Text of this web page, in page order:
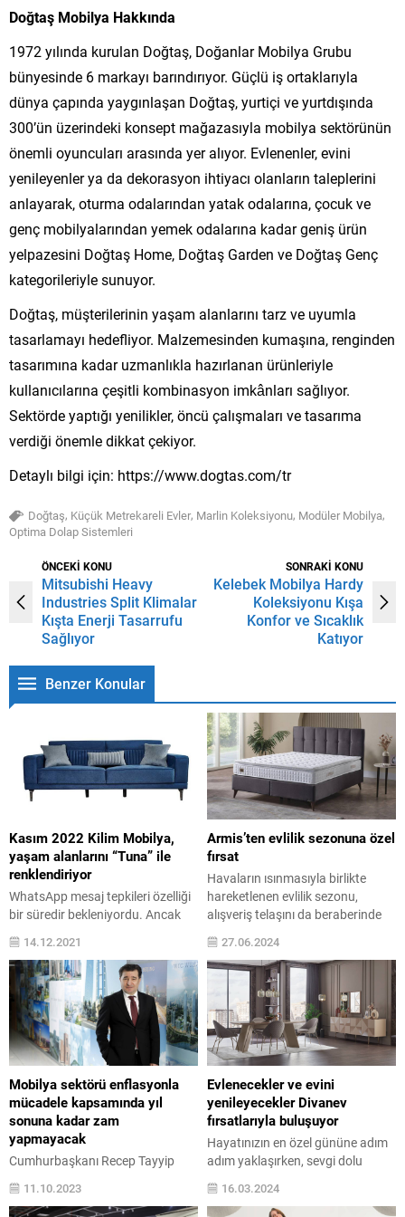
Doğtaş Mobilya Hakkında
1972 yılında kurulan Doğtaş, Doğanlar Mobilya Grubu
bünyesinde 6 markayı barındırıyor. Güçlü iş ortaklarıyla
dünya çapında yaygınlaşan Doğtaş, yurtiçi ve yurtdışında
300’ün üzerindeki konsept mağazasıyla mobilya sektörünün
önemli oyuncuları arasında yer alıyor. Evlenenler, evini
yenileyenler ya da dekorasyon ihtiyacı olanların taleplerini
anlayarak, oturma odalarından yatak odalarına, çocuk ve
genç mobilyalarından yemek odalarına kadar geniş ürün
yelpazesini Doğtaş Home, Doğtaş Garden ve Doğtaş Genç
kategorileriyle sunuyor.
Doğtaş, müşterilerinin yaşam alanlarını tarz ve uyumla
tasarlamayı hedefliyor. Malzemesinden kumaşına, renginden
tasarımına kadar uzmanlıkla hazırlanan ürünleriyle
kullanıcılarına çeşitli kombinasyon imkânları sağlıyor.
Sektörde yaptığı yenilikler, öncü çalışmaları ve tasarıma
verdiği önemle dikkat çekiyor.
Detaylı bilgi için: https://www.dogtas.com/tr
Doğtaş, Küçük Metrekareli Evler, Marlin Koleksiyonu, Modüler Mobilya,
Optima Dolap Sistemleri
ÖNCEKİ KONU
Mitsubishi Heavy
Industries Split Klimalar
Kışta Enerji Tasarrufu
Sağlıyor
SONRAKİ KONU
Kelebek Mobilya Hardy
Koleksiyonu Kışa
Konfor ve Sıcaklık
Katıyor
Benzer Konular
Kasım 2022 Kilim Mobilya,
yaşam alanlarını “Tuna” ile
renklendiriyor
WhatsApp mesaj tepkileri özelliği
bir süredir bekleniyordu. Ancak
uzun süre ses seda çıkmamıştı.
Bugün ise ...
14.12.2021
Armis’ten evlilik sezonuna özel
fırsat
Havaların ısınmasıyla birlikte
hareketlenen evlilik sezonu,
alışveriş telaşını da beraberinde
hazırlanan ve evlilik heyecanı
yaşayan çiftler için Armis, özel bir
kampanya başlattı. Armis’in
sunduğu yatak, baza ve başlıktan
oluşan Max Sleep Pedli Yatak Seti,
9.990 TL’den başlayan fiyatlarla
satışa sunuluyor. Rahatlık ve
konforu için özenle tasarlanan
Max Sleep...
27.06.2024
Mobilya sektörü enflasyonla
mücadele kapsamında yıl
sonuna kadar zam
yapmayacak
Cumhurbaşkanı Recep Tayyip
Erdoğan’ın enflasyon ve hayat
pahalılığı ile mücadele çağrısına
11.10.2023
Evlenecekler ve evini
yenileyecekler Divanev
fırsatlarıyla buluşuyor
Hayatınızın en özel gününe adım
adım yaklaşırken, sevgi dolu
yuvalarınızın dekorasyonunu
yapmak da bir o kadar heyecan
16.03.2024